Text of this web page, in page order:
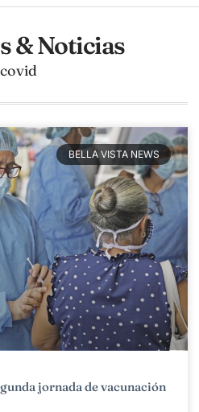
& Noticias
covid
BELLA VISTA NEWS
jornada de vacunación